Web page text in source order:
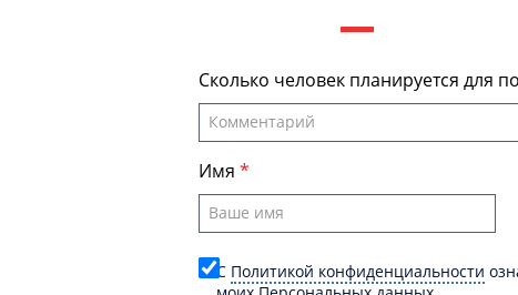
Сколько человек планируется для
Имя
C Политикой конфиденциальности